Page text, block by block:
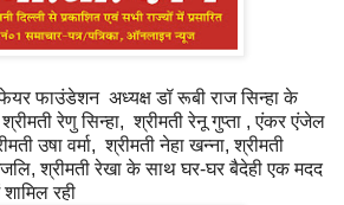
फाउंडेशन अध्यक्ष डॉ रूबी राज सिन्हा के
रेणु सिन्हा, श्रीमती रेनू गुप्ता , एंकर एंजेल
उषा वर्मा, श्रीमती नेहा खन्ना, श्रीमती
श्रीमती रेखा के साथ घर-घर बैदेही एक मदद
रही